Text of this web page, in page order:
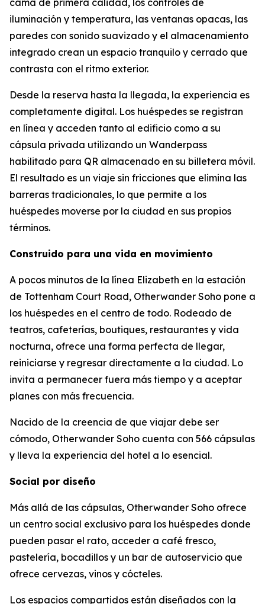
iluminación y temperatura, las ventanas opacas, las
paredes con sonido suavizado y el almacenamiento
integrado crean un espacio tranquilo y cerrado que
contrasta con el ritmo exterior.
Desde la reserva hasta la llegada, la experiencia es
completamente digital. Los huéspedes se registran
en línea y acceden tanto al edificio como a su
cápsula privada utilizando un Wanderpass
habilitado para QR almacenado en su billetera móvil.
El resultado es un viaje sin fricciones que elimina las
barreras tradicionales, lo que permite a los
huéspedes moverse por la ciudad en sus propios
términos.
Construido para una vida en movimiento
A pocos minutos de la línea Elizabeth en la estación
de Tottenham Court Road, Otherwander Soho pone a
los huéspedes en el centro de todo. Rodeado de
teatros, cafeterías, boutiques, restaurantes y vida
nocturna, ofrece una forma perfecta de llegar,
reiniciarse y regresar directamente a la ciudad. Lo
invita a permanecer fuera más tiempo y a aceptar
planes con más frecuencia.
Nacido de la creencia de que viajar debe ser
cómodo, Otherwander Soho cuenta con 566 cápsulas
y lleva la experiencia del hotel a lo esencial.
Social por diseño
Más allá de las cápsulas, Otherwander Soho ofrece
un centro social exclusivo para los huéspedes donde
pueden pasar el rato, acceder a café fresco,
pastelería, bocadillos y un bar de autoservicio que
ofrece cervezas, vinos y cócteles.
Los espacios compartidos están diseñados con la